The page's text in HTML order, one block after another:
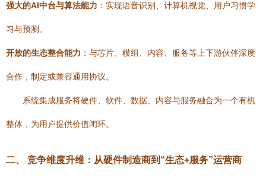
强大的AI中台与算法能力 ：实现语音识别、计算机视觉、用户习惯学
习与预测。
开放的生态整合能力 ：与芯片、模组、内容、服务等上下游伙伴深度
合作，制定或兼容通用协议。
系统集成服务将硬件、软件、数据、内容与服务融合为一个有机
整体，为用户提供价值闭环。
二、 竞争维度升维：从硬件制造商到“生态+服务”运营商